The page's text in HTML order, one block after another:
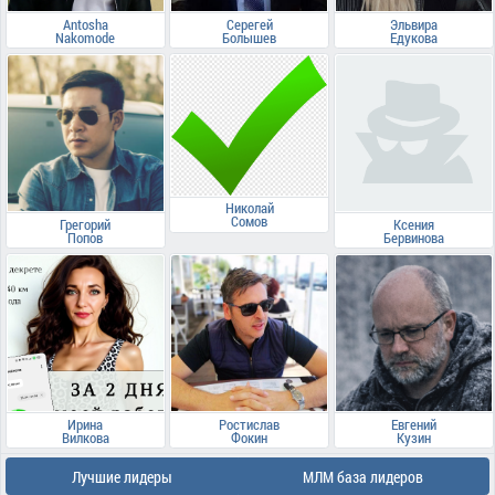
Antosha
Nakomode
Серегей
Болышев
Эльвира
Едукова
Грегорий
Попов
Николай
Сомов Ксения
Бервинова
Ирина
Вилкова
Ростислав
Фокин
Евгений
Кузин
Лучшие лидеры МЛМ база лидеров